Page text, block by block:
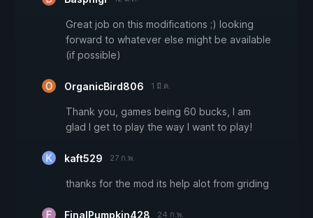
Great job on this modifications ;) looking
forward to whatever else might be available
(if possible)
OrganicBird806 1 มี.ค.
Thank you, games being 60 bucks, I am
glad I get to play the way I want to play!
kaft529 27 ก.พ.
thanks for the mod its help alot from griding
FinalPumpkin428 24 ก.พ.